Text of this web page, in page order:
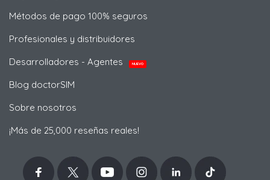
Métodos de pago 100% seguros
Profesionales y distribuidores
Desarrolladores - Agentes
NUEVO
Blog doctorSIM
Sobre nosotros
¡Más de 25,000 reseñas reales!